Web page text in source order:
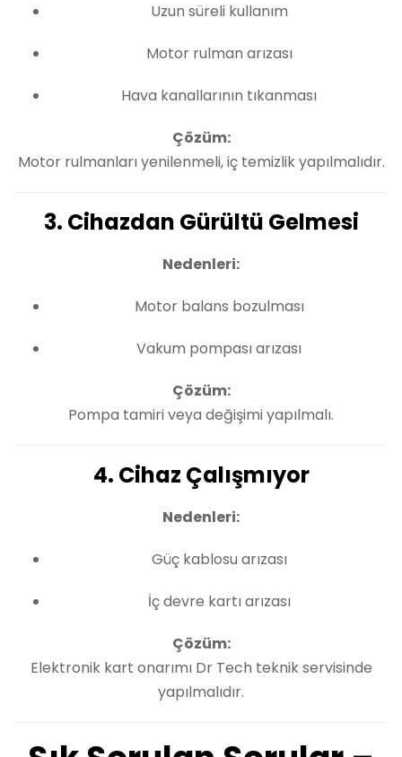
Uzun süreli kullanım
Motor rulman arızası
Hava kanallarının tıkanması
Çözüm:
Motor rulmanları yenilenmeli, iç temizlik yapılmalıdır.
3. Cihazdan Gürültü Gelmesi
Nedenleri:
Motor balans bozulması
Vakum pompası arızası
Çözüm:
Pompa tamiri veya değişimi yapılmalı.
4. Cihaz Çalışmıyor
Nedenleri:
Güç kablosu arızası
İç devre kartı arızası
Çözüm:
Elektronik kart onarımı Dr Tech teknik servisinde
yapılmalıdır.